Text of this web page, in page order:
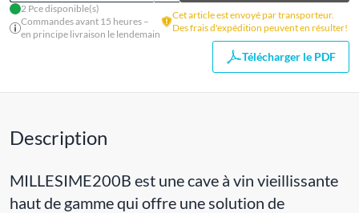
2 Pce disponible(s)
Commandes avant 15 heures –
en principe livraison le lendemain
Cet article est envoyé par transporteur.
Des frais d'expédition peuvent en résulter!
Télécharger le PDF
Description
MILLESIME200B est une cave à vin vieillissante
haut de gamme qui offre une solution de